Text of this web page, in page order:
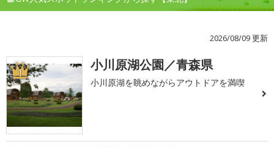
2026/08/09 更新
1 小川原湖公園／青森県
小川原湖を眺めながらアウトドアを満喫